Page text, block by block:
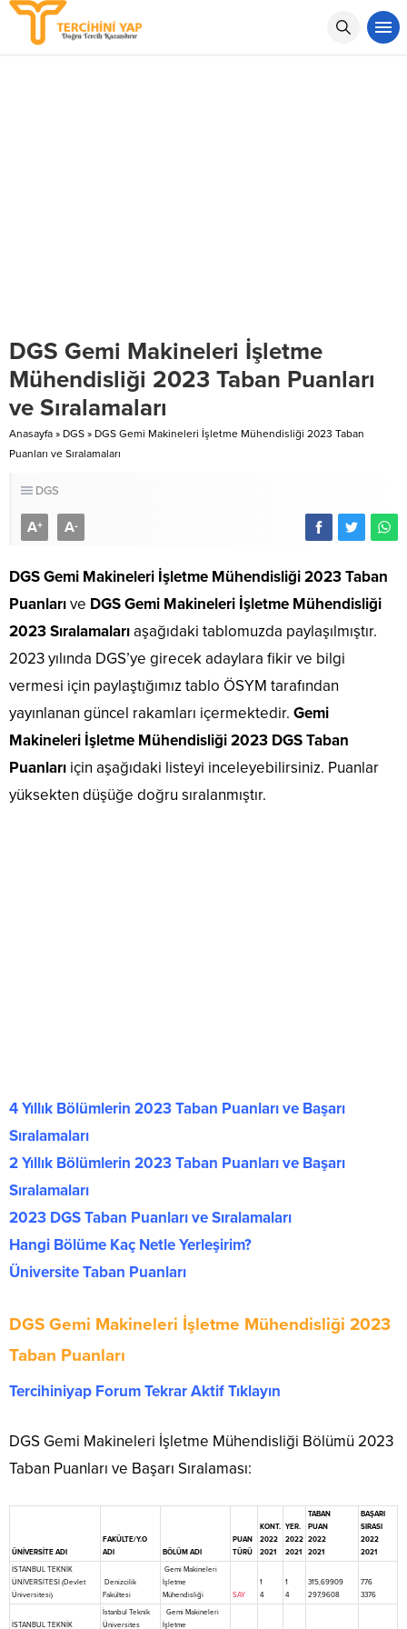
DGS Gemi Makineleri İşletme
Mühendisliği 2023 Taban Puanları
ve Sıralamaları
Anasayfa » DGS » DGS Gemi Makineleri İşletme Mühendisliği 2023 Taban
Puanları ve Sıralamaları
DGS
A+ A-
DGS Gemi Makineleri İşletme Mühendisliği 2023 Taban
Puanlarıve DGS Gemi Makineleri İşletme Mühendisliği
2023 Sıralamalarıaşağıdaki tablomuzda paylaşılmıştır.
2023 yılında DGS’ye girecek adaylara fikir ve bilgi
vermesi için paylaştığımız tablo ÖSYM tarafından
yayınlanan güncel rakamları içermektedir. Gemi
Makineleri İşletme Mühendisliği 2023 DGS Taban
Puanları için aşağıdaki listeyi inceleyebilirsiniz. Puanlar
yüksekten düşüğe doğru sıralanmıştır.
4 Yıllık Bölümlerin 2023 Taban Puanları ve Başarı
Sıralamaları
2 Yıllık Bölümlerin 2023 Taban Puanları ve Başarı
Sıralamaları
2023 DGS Taban Puanları ve Sıralamaları
Hangi Bölüme Kaç Netle Yerleşirim?
Üniversite Taban Puanları
DGS Gemi Makineleri İşletme Mühendisliği 2023
Taban Puanları
Tercihiniyap Forum Tekrar Aktif Tıklayın
DGS Gemi Makineleri İşletme Mühendisliği Bölümü 2023
Taban Puanları ve Başarı Sıralaması:
ÜNİVERSİTE ADI
FAKÜLTE/Y.O
ADI
BÖLÜM ADI
PUAN
TÜRÜ
KONT.
2022
2021
YER.
2022
2021
TABAN
PUAN
2022
2021
BAŞARI
SIRASI
2022
2021
İSTANBUL TEKNİK
ÜNİVERSİTESİ (Devlet
Üniversitesi)
Denizcilik
Fakültesi
Gemi Makineleri
İşletme
Mühendisliği
SAY
1
4
1
4
315,69909
297,9608
776
3376
İSTANBUL TEKNİK
İstanbul Teknik
Üniversites
Gemi Makineleri
İşletme